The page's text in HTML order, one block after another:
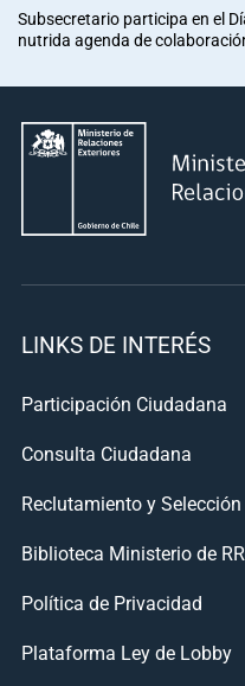
Subsecretario participa en el
nutrida agenda de
LINKS DE INTERÉS
Participación Ciudadana
Consulta Ciudadana
Reclutamiento y Selección
Biblioteca Ministerio de
Política de Privacidad
Plataforma Ley de Lobby